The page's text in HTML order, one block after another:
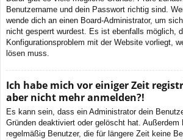
Benutzername und dein Passwort richtig sind.
wende dich an einen Board-Administrator, um
nicht gesperrt wurdest. Es ist ebenfalls möglich,
Konfigurationsproblem mit der Website vorliegt,
lösen muss.
Ich habe mich vor einiger Zeit
aber nicht mehr anmelden?!
Es kann sein, dass ein Administrator dein
Gründen deaktiviert oder gelöscht hat. Außerdem
regelmäßig Benutzer, die für längere Zeit keine